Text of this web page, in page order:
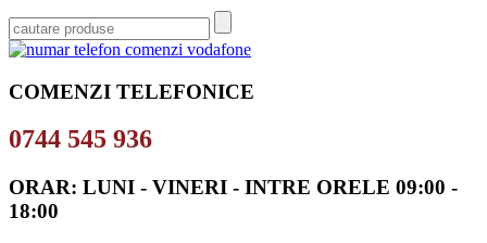
COMENZI TELEFONICE
0744 545 936
ORAR: LUNI - VINERI - INTRE ORELE 09:00 -
18:00